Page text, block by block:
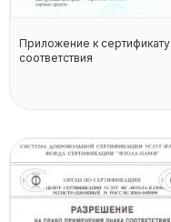
Приложение к сертификату
соответствия